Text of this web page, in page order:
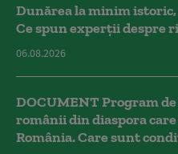
Dunărea la minim
Ce spun experții despre
06.08.2026
DOCUMENT Program
românii din diaspora
România. Care sunt